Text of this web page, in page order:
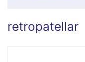
retropatellar